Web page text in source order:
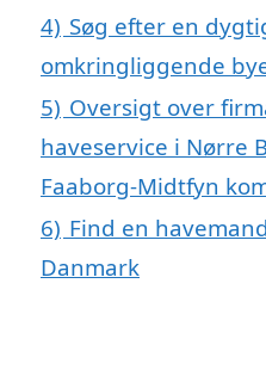
4) Søg efter en
omkringliggende
5) Oversigt over
haveservice i Nørre
Faaborg-Midtfyn
6) Find en
Danmark